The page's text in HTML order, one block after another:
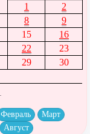
1
2
8
9
15
16
22
23
29
30
Февраль
Март
Август